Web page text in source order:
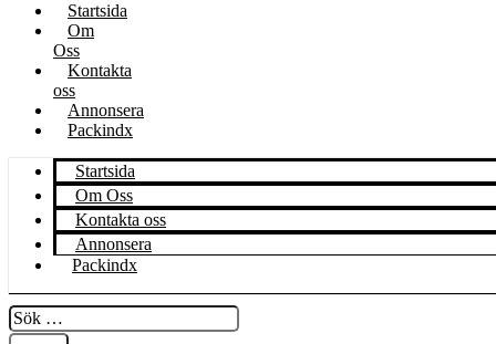
Startsida
Om
Oss
Kontakta
oss
Annonsera
Packindx
Startsida
Om Oss
Kontakta oss
Annonsera
Packindx
Sök
…